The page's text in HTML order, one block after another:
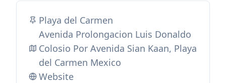
Playa del Carmen
Avenida Prolongacion Luis Donaldo
Colosio Por Avenida Sian Kaan, Playa
del Carmen Mexico
Website